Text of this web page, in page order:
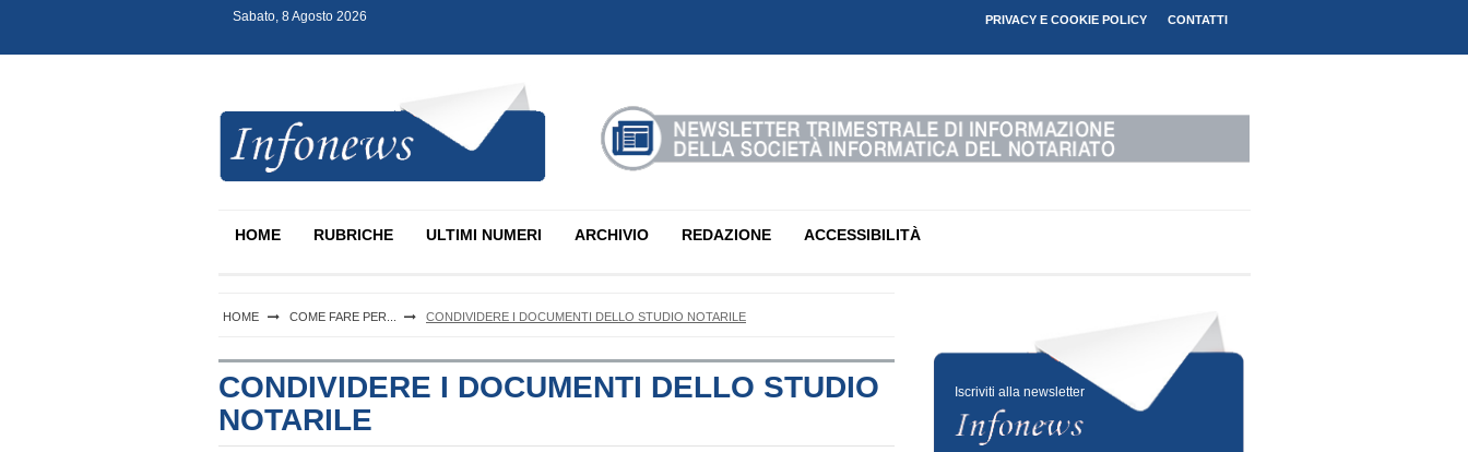
PRIVACY E COOKIE POLICY CONTATTI
Sabato, 8 Agosto 2026
HOME RUBRICHE ULTIMI NUMERI ARCHIVIO REDAZIONE ACCESSIBILITÀ
HOME COME FARE PER... CONDIVIDERE I DOCUMENTI DELLO STUDIO NOTARILE
CONDIVIDERE I DOCUMENTI DELLO STUDIO
NOTARILE
Iscriviti alla newsletter